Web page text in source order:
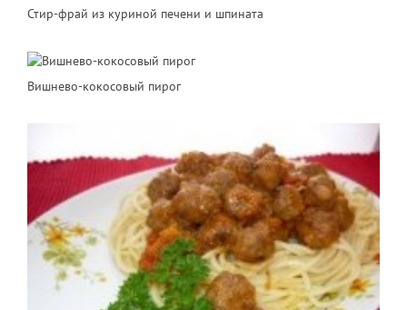
Стир-фрай из куриной печени и шпината
Вишнево-кокосовый пирог